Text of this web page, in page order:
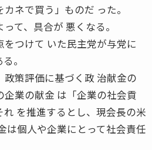
ネで買う」ものだ った。
て、具合が 悪くなる。
つけて いた民主党が与党に
。
策評価に基づく政 治献金の
業の献金 は「企業の社会貢
を推進するとし、現会長の米
個人や企業にとって社会責任